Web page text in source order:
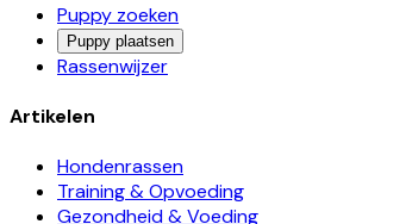
Puppy zoeken
Puppy plaatsen
Rassenwijzer
Artikelen
Hondenrassen
Training & Opvoeding
Gezondheid & Voeding